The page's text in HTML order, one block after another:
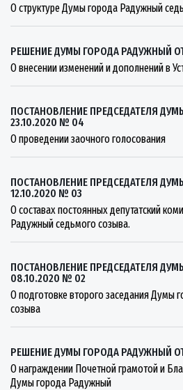
О структуре Думы города Радужный
РЕШЕНИЕ ДУМЫ ГОРОДА РАДУЖНЫЙ
О внесении изменений и дополнений в
ПОСТАНОВЛЕНИЕ ПРЕДСЕДАТЕЛЯ
23.10.2020 № 04
О проведении заочного голосования
ПОСТАНОВЛЕНИЕ ПРЕДСЕДАТЕЛЯ
12.10.2020 № 03
О составах постоянных депутатский
Радужный седьмого созыва.
ПОСТАНОВЛЕНИЕ ПРЕДСЕДАТЕЛЯ
08.10.2020 № 02
О подготовке второго заседания Думы
созыва
РЕШЕНИЕ ДУМЫ ГОРОДА РАДУЖНЫЙ
О награждении Почетной грамотой и
Думы города Радужный